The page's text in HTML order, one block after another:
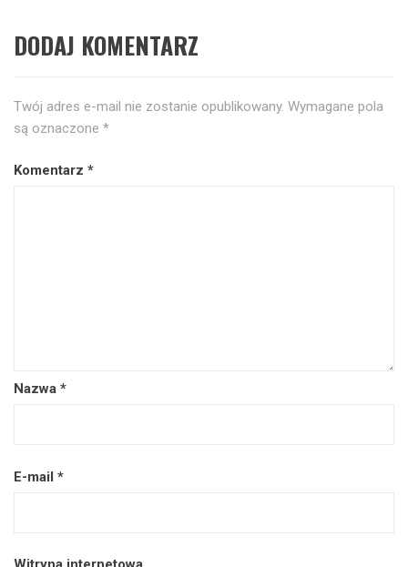
DODAJ KOMENTARZ
Twój adres e-mail nie zostanie opublikowany. Wymagane pola
są oznaczone *
Komentarz *
Nazwa *
E-mail *